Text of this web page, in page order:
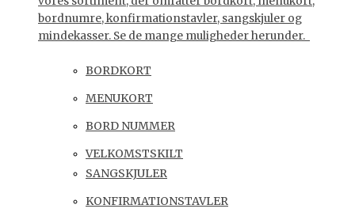
bordnumre, konfirmationstavler, sangskjuler og
mindekasser. Se de mange muligheder herunder.
BORDKORT
MENUKORT
BORD NUMMER
VELKOMSTSKILT
SANGSKJULER
KONFIRMATIONSTAVLER